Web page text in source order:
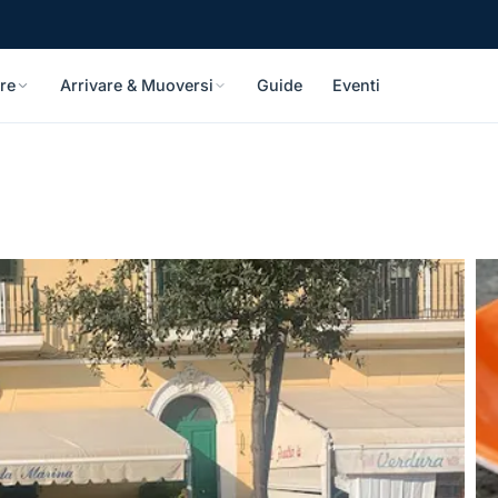
Arrivare & Muoversi Guide Eventi